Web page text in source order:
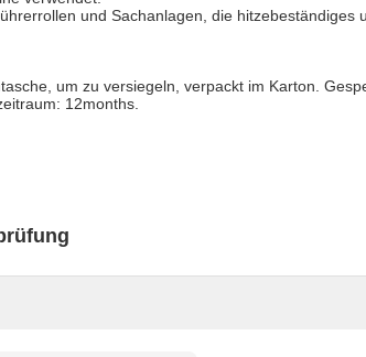
und Sachanlagen, die
um zu versiegeln, verpackt im Karton.
12months.